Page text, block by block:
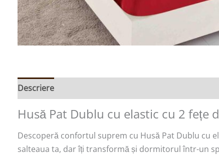
Descriere
Husă Pat Dublu cu elastic cu 2
Descoperă confortul suprem cu Husă Pat Dublu cu
salteaua ta, dar îți transformă și dormitorul într-un